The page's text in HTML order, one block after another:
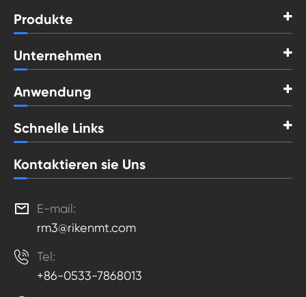
Produkte
Unternehmen
Anwendung
Schnelle Links
Kontaktieren sie Uns

E-mail:
rm3@rikenmt.com
 Tel:
+86-0533-7868013